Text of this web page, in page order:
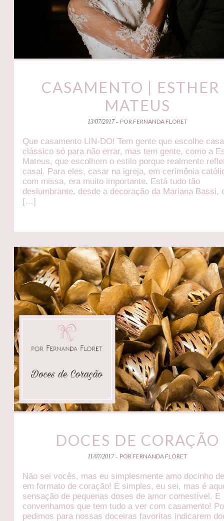
CASAMENTO | ESTHER
MATEUS
13/07/2017 - POR FERNANDA FLORET
Que casamento LIN-DO! Tem gente que escolhe
clássico só para não errar, mas tem gente, como a
Mateus, que escolhem o estilo porque realmente
casal. Para eles, casar na igreja, em cerimônia
com missa, era muito importante. Está tudo tão
deslumbrante, desde a decoração da Mariana Bassi,
[…]
DOCES DE CORAÇÃO
11/07/2017 - POR FERNANDA FLORET
Não sei vocês, mas eu simplesmente amo docinho
em formato de coração! É simples, eu sei, mas é
sensação de pequenas doses de amor comestível. E
convenhamos que tem tudo a ver com casamento!
pedimos para nossas doceiras favoritas indicarem